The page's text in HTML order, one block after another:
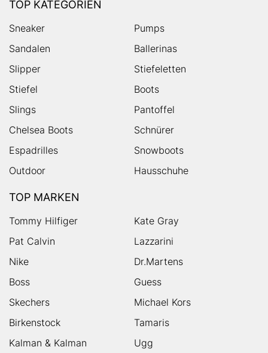
TOP KATEGORIEN
Sneaker
Pumps
Sandalen
Ballerinas
Slipper
Stiefeletten
Stiefel
Boots
Slings
Pantoffel
Chelsea Boots
Schnürer
Espadrilles
Snowboots
Outdoor
Hausschuhe
TOP MARKEN
Tommy Hilfiger
Kate Gray
Pat Calvin
Lazzarini
Nike
Dr.Martens
Boss
Guess
Skechers
Michael Kors
Birkenstock
Tamaris
Kalman & Kalman
Ugg